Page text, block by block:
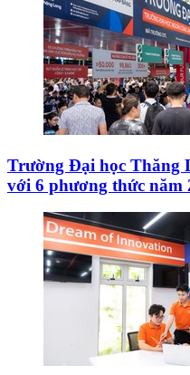
Trường Đại học Thăng
với 6 phương thức năm